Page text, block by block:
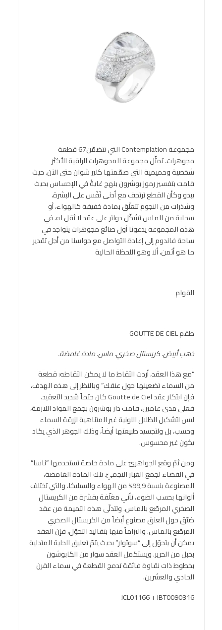
مجموعة Contemplation التي تتضمّن67 قطعة
مجوهرات، تمثّل مجموعة المجوهرات الراقية الأكثر
شخصية وحميمية التي صمّمتها كلير شوان حتى الآن. حيث
قامت بتفسير رموز بوشرون بنهج غايةً في الإحساس بحيث
يبدو وكأن القطع ترتجف مع أدنى نَفَس على البشرة،
وشذرات من النجوم تتعلّق بمادة خفيفة كالهواء، أو
سحابة من الماس تشكّل دوائر على عقد لا ثقل له. في
هذه المجموعة يدعونا أول صائغ مجوهرات يتواجد في
ساحة فاندوم إلى إعادة التواصل مع حواسنا من أجل تقدير
ما هو أثمن، ألا وهو اللحظة الحالية
القوام
طقم GOUTTE DE CIEL
ذهب أبيض. كريستال صخري. ماس. مادة غامضة.
“مع هذا العقد، أردت التقاط ما لا يمكن التقاطه: قطعة
من السماء تضعينها حول عنقك.” وبالنظر إلى هذه الهدف،
فإن ابتكار عقد Goutte de Ciel كان حتماً شديد التعقيد.
فعلى مدى عامين، قامت دار بوشرون بجمع المواد اللازمة،
ليس لتشكيل الظلال اللونية غير المتناهية لزرقة السماء
وحسب، بل ولتجسيد طبيعتها أيضاً، وذلك الجوهر الذي يكاد
يكون غير محسوس.
ومن ثمّ وقع الجواهريّ على مادة خاصة تستخدمها “ناسا”
في الفضاء لجمع الغبار النجميّ. تلك المادة الغامضة،
المصنوعة بنسبة 99,9% من الهواء والسيليكا، والتي تختلف
ألوانها بحسب الضوء، تأتي مغلّفة بقشرة من الكريستال
الصخري المرصّع بالماس. وتتدلّى هذه التميمة من عقد
ضيّق حول العنق مصنوع أيضاً من الكريستال الصخري
المرصّع بالماس. والتزاماً منها بتقاليد التحوّل، فإن العقد
يمكن أن يتحوّل إلى “سوتوار” بحيث يتمّ تعليق الحلية المتدلية
بحبل من الحرير. ويستكمل العقد سوار من الكابوشون
بخطوط ذات نقاوة فائقة تدمج القطعة في سماء القرن
الحادي والعشرين.
JCL01166 + JBT0090316